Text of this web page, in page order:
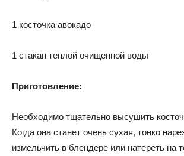
1 косточка авокадо
1 стакан теплой очищенной воды
Приготовление:
Необходимо тщательно высушить
Когда она станет очень сухая, тонко
измельчить в блендере или натереть на